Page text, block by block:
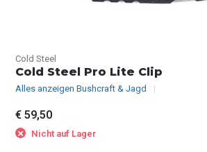
Cold Steel
Cold Steel Pro Lite Clip
Alles anzeigen Bushcraft & Jagd
€ 59,50
Nicht auf Lager